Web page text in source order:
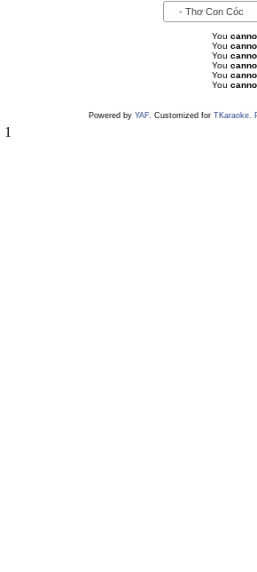
You
You
You
You
You
You
Powered by YAF. Customized for TKaraoke.
1